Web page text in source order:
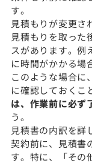
す。
見積もりが変更さ
見積もりを取った
スがあります。例
に時間がかかる場
このような場合に
に確認しておくこ
は、作業前に必ず
う。
見積書の内訳を詳
契約前に、見積書
す。特に、「その